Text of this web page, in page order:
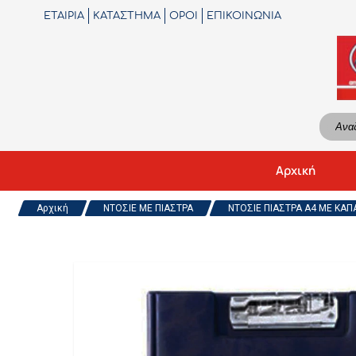
ΕΤΑΙΡΙΑ ΚΑΤΑΣΤΗΜΑ ΟΡΟΙ ΕΠΙΚΟΙΝΩΝΙΑ
Αρχική
Αρχική ΝΤΟΣΙΕ ΜΕ ΠΙΑΣΤΡΑ ΝΤΟΣΙΕ ΠΙΑΣΤΡΑ A4 ΜΕ